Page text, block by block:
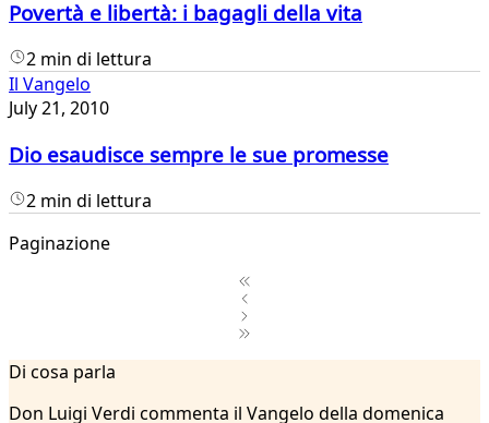
Povertà e libertà: i bagagli della vita
2 min di lettura
Il Vangelo
July 21, 2010
Dio esaudisce sempre le sue promesse
2 min di lettura
Paginazione
2
...
Di cosa parla
Don Luigi Verdi commenta il Vangelo della domenica